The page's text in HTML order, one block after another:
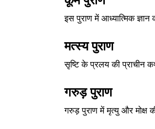
इस पुराण में आध्यात्मिक
मत्स्य पुराण
सृष्टि के प्रलय की प्राचीन
गरुड़ पुराण
गरुड़ पुराण में मृत्यु और मोक्ष